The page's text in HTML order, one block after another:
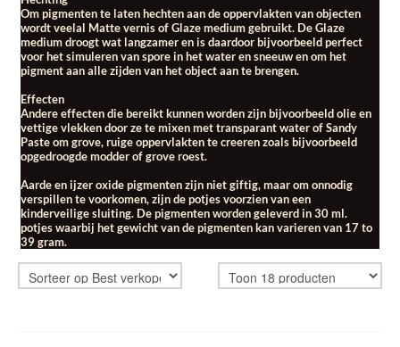
Om pigmenten te laten hechten aan de oppervlakten van objecten
wordt veelal Matte vernis of Glaze medium gebruikt. De Glaze
medium droogt wat langzamer en is daardoor bijvoorbeeld perfect
voor het simuleren van spore in het water en sneeuw en om het
pigment aan alle zijden van het object aan te brengen.
Effecten
Andere effecten die bereikt kunnen worden zijn bijvoorbeeld olie en
vettige vlekken door ze te mixen met transparant water of Sandy
Paste om grove, ruige oppervlakten te creeren zoals bijvoorbeeld
opgedroogde modder of grove roest.
Aarde en ijzer oxide pigmenten zijn niet giftig, maar om onnodig
verspillen te voorkomen, zijn de potjes voorzien van een
kinderveilige sluiting. De pigmenten worden geleverd in 30 ml.
potjes waarbij het gewicht van de pigmenten kan varieren van 17 to
39 gram.